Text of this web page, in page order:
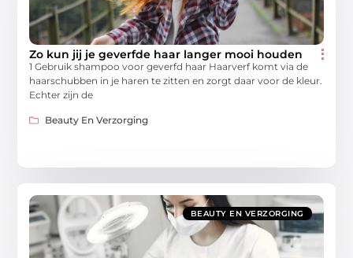
Zo kun jij je geverfde haar langer mooi houden
1 Gebruik shampoo voor geverfd haar Haarverf komt via de
haarschubben in je haren te zitten en zorgt daar voor de kleur.
Echter zijn de
Beauty En Verzorging
BEAUTY EN VERZORGING